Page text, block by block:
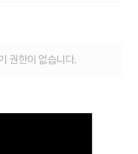
권한이 없습니다.